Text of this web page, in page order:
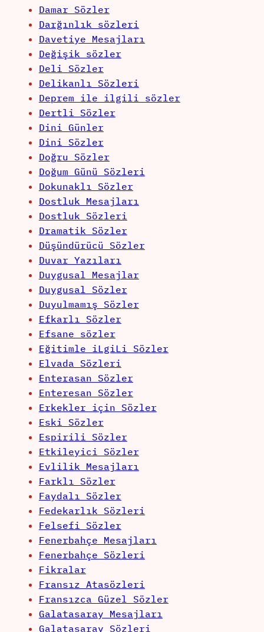
Damar Sözler
Darğınlık sözleri
Davetiye Mesajları
Değişik sözler
Deli Sözler
Delikanlı Sözleri
Deprem ile ilgili sözler
Dertli Sözler
Dini Günler
Dini Sözler
Doğru Sözler
Doğum Günü Sözleri
Dokunaklı Sözler
Dostluk Mesajları
Dostluk Sözleri
Dramatik Sözler
Düşündürücü Sözler
Duvar Yazıları
Duygusal Mesajlar
Duygusal Sözler
Duyulmamış Sözler
Efkarlı Sözler
Efsane sözler
Eğitimle iLgiLi Sözler
Elvada Sözleri
Enterasan Sözler
Enteresan Sözler
Erkekler için Sözler
Eski Sözler
Espirili Sözler
Etkileyici Sözler
Evlilik Mesajları
Farklı Sözler
Faydalı Sözler
Fedekarlık Sözleri
Felsefi Sözler
Fenerbahçe Mesajları
Fenerbahçe Sözleri
Fikralar
Fransız Atasözleri
Fransızca Güzel Sözler
Galatasaray Mesajları
Galatasaray Sözleri